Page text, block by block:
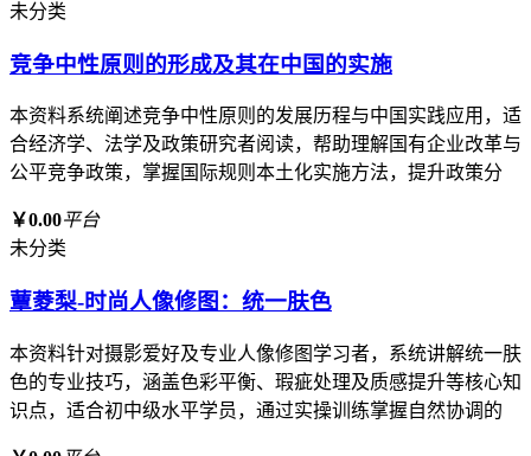
未分类
竞争中性原则的形成及其在中国的实施
本资料系统阐述竞争中性原则的发展历程与中国实践应用，适
合经济学、法学及政策研究者阅读，帮助理解国有企业改革与
公平竞争政策，掌握国际规则本土化实施方法，提升政策分
￥0.00平台
未分类
蕈菱梨-时尚人像修图：统一肤色
本资料针对摄影爱好及专业人像修图学习者，系统讲解统一肤
色的专业技巧，涵盖色彩平衡、瑕疵处理及质感提升等核心知
识点，适合初中级水平学员，通过实操训练掌握自然协调的